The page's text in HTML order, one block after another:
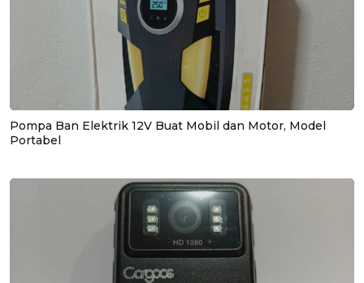
Pompa Ban Elektrik 12V Buat Mobil dan Motor, Model
Portabel